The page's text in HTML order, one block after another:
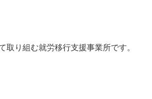
り組む就労移行支援事業所です。